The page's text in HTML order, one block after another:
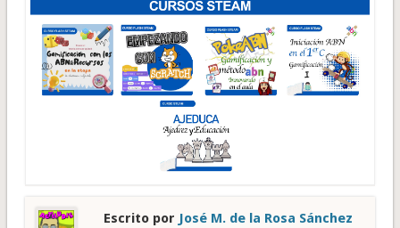
Escrito por José M. de la Rosa Sánchez